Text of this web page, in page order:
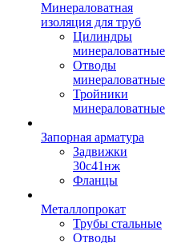
Минераловатная
изоляция для труб
Цилиндры
минераловатные
Отводы
минераловатные
Тройники
минераловатные
Запорная арматура
Задвижки
30с41нж
Фланцы
Металлопрокат
Трубы стальные
Отводы